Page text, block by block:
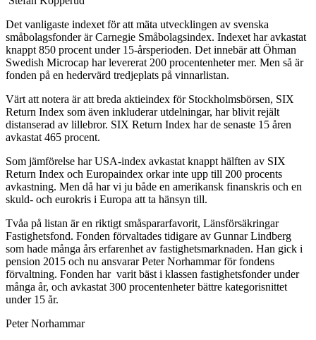
Det vanligaste indexet för att mäta utvecklingen av svenska
småbolagsfonder är Carnegie Småbolagsindex. Indexet har avkastat
knappt 850 procent under 15-årsperioden. Det innebär att Öhman
Swedish Microcap har levererat 200 procentenheter mer. Men så är
fonden på en hedervärd tredjeplats på vinnarlistan.
Värt att notera är att breda aktieindex för Stockholmsbörsen, SIX
Return Index som även inkluderar utdelningar, har blivit rejält
distanserad av lillebror. SIX Return Index har de senaste 15 åren
avkastat 465 procent.
Som jämförelse har USA-index avkastat knappt hälften av SIX
Return Index och Europaindex orkar inte upp till 200 procents
avkastning. Men då har vi ju både en amerikansk finanskris och en
skuld- och eurokris i Europa att ta hänsyn till.
Tvåa på listan är en riktigt småspararfavorit, Länsförsäkringar
Fastighetsfond. Fonden förvaltades tidigare av Gunnar Lindberg
som hade många års erfarenhet av fastighetsmarknaden. Han gick i
pension 2015 och nu ansvarar Peter Norhammar för fondens
förvaltning. Fonden har varit bäst i klassen fastighetsfonder under
många år, och avkastat 300 procentenheter bättre kategorisnittet
under 15 år.
Peter Norhammar